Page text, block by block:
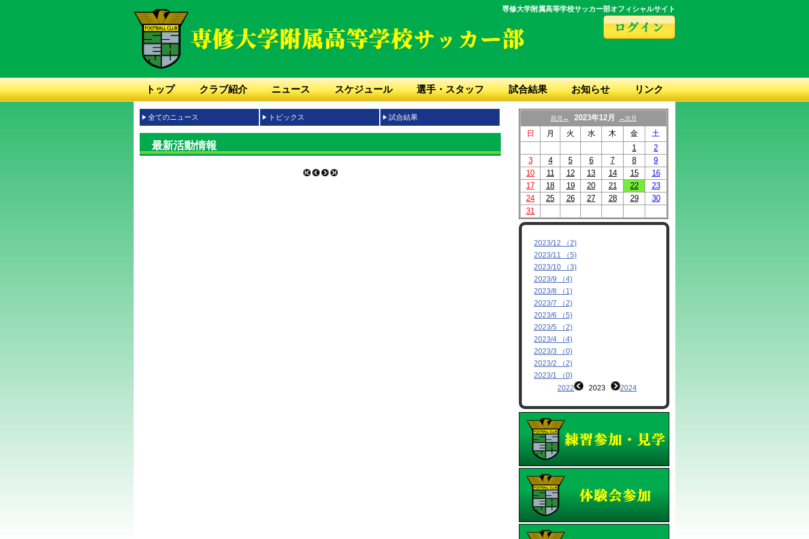
専修大学附属高等学校サッカー部オフィシャルサイト
トップ クラブ紹介 ニュース スケジュール 選手・スタッフ 試合結果 お知らせ リンク
全てのニュース トピックス 試合結果
最新活動情報
前月← 2023年12月 →次月
日 月 火 水 木 金
土
1
2
3
4 5 6 7 8
9
10
11 12 13 14 15
16
17
18 19 20 21 22
23
24
25 26 27 28 29
30
31
2023/12 （2)
2023/11 （5)
2023/10 （3)
2023/9 （4)
2023/8 （1)
2023/7 （2)
2023/6 （5)
2023/5 （2)
2023/4 （4)
2023/3 （0)
2023/2 （2)
2023/1 （0)
2022
2023 2024